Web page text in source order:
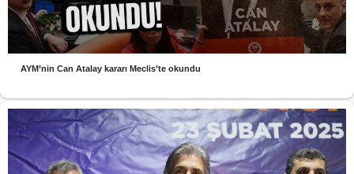
AYM’nin Can Atalay kararı Meclis’te okundu